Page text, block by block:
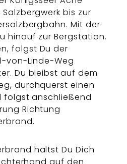
bis zur
Mit der
hinauf zur Bergstation.
folgst Du der
von-Linde-Weg
Du bleibst auf dem
durchquerst einen
folgst anschließend
Richtung
hältst Du Dich